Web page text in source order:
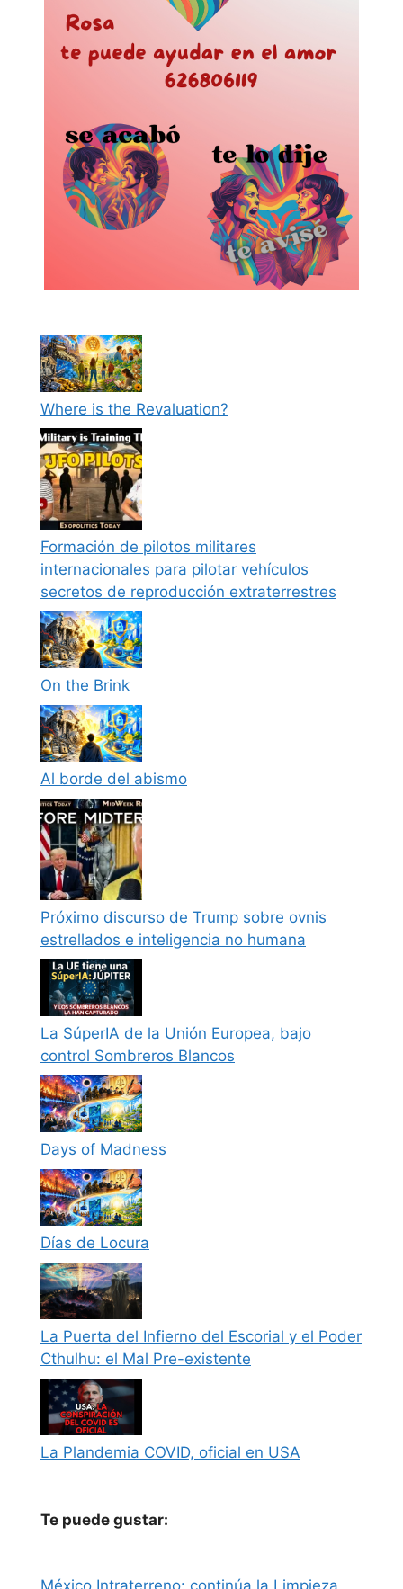
Where is the Revaluation?
Formación de pilotos militares
internacionales para pilotar vehículos
secretos de reproducción extraterrestres
On the Brink
Al borde del abismo
Próximo discurso de Trump sobre ovnis
estrellados e inteligencia no humana
La SúperIA de la Unión Europea, bajo
control Sombreros Blancos
Days of Madness
Días de Locura
La Puerta del Infierno del Escorial y el Poder
Cthulhu: el Mal Pre-existente
La Plandemia COVID, oficial en USA
Te puede gustar: